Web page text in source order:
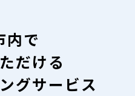
内で
だける
グサービス